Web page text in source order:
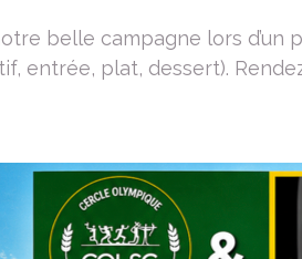
belle campagne lors d’un
entrée, plat, dessert).